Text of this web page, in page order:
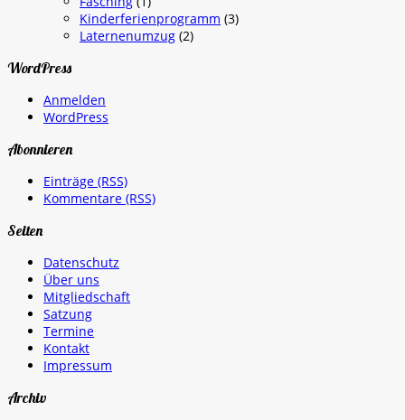
Kinderferienprogramm (3)
Laternenumzug (2)
WordPress
Anmelden
WordPress
Abonnieren
Einträge (RSS)
Kommentare (RSS)
Seiten
Datenschutz
Über uns
Mitgliedschaft
Satzung
Termine
Kontakt
Impressum
Archiv